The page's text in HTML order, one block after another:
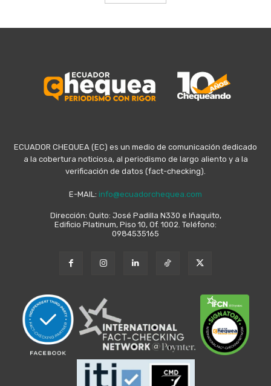
ECUADOR CHEQUEA (EC) es un medio de comunicación dedicado
a la cobertura noticiosa, al periodismo de largo aliento y a la
verificación de datos (fact-checking).
E-MAIL: info@ecuadorchequea.com
Dirección: Quito: José Padilla N330 e Iñaquito,
Edificio Platinum, Piso 10, Of. 1002. Teléfono:
0984535165